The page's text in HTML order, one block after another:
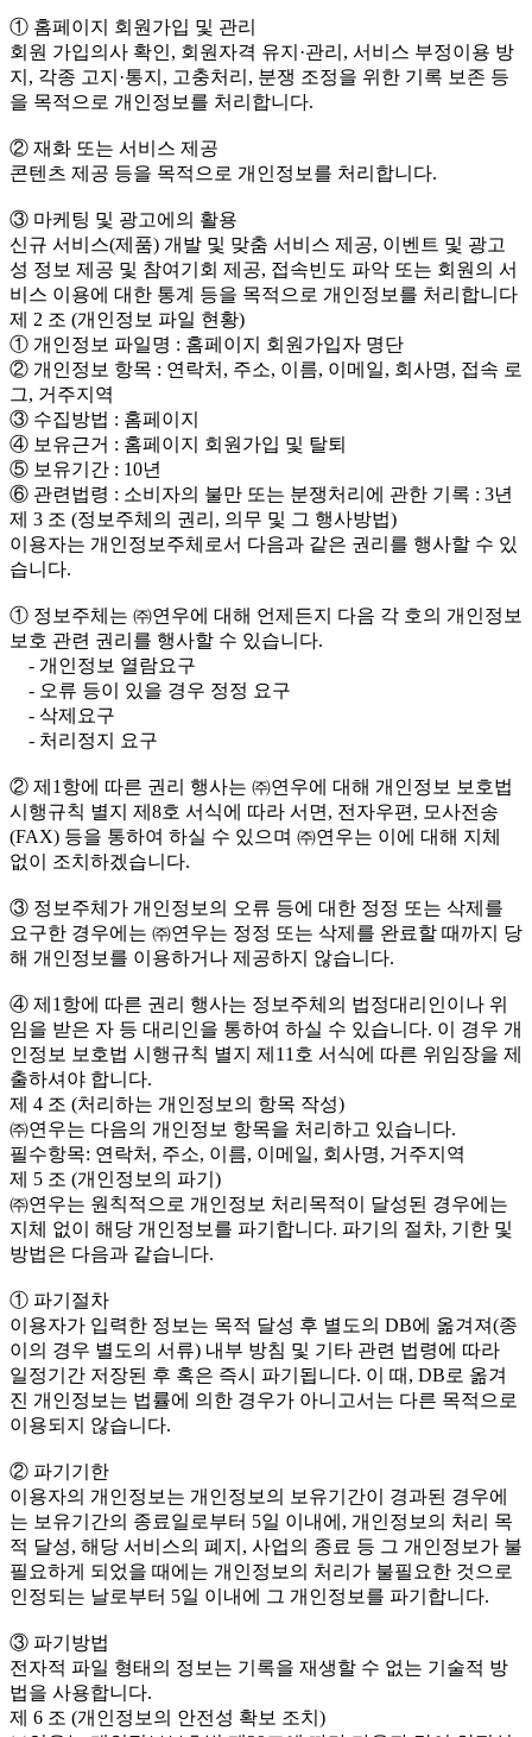
① 홈페이지 회원가입 및 관리
회원 가입의사 확인, 회원자격 유지·관리, 서비스 부정이용 방
지, 각종 고지·통지, 고충처리, 분쟁 조정을 위한 기록 보존 등
을 목적으로 개인정보를 처리합니다.
② 재화 또는 서비스 제공
콘텐츠 제공 등을 목적으로 개인정보를 처리합니다.
③ 마케팅 및 광고에의 활용
신규 서비스(제품) 개발 및 맞춤 서비스 제공, 이벤트 및 광고
성 정보 제공 및 참여기회 제공, 접속빈도 파악 또는 회원의 서
비스 이용에 대한 통계 등을 목적으로 개인정보를 처리합니다
제 2 조 (개인정보 파일 현황)
① 개인정보 파일명 : 홈페이지 회원가입자 명단
② 개인정보 항목 : 연락처, 주소, 이름, 이메일, 회사명, 접속 로
그, 거주지역
③ 수집방법 : 홈페이지
④ 보유근거 : 홈페이지 회원가입 및 탈퇴
⑤ 보유기간 : 10년
⑥ 관련법령 : 소비자의 불만 또는 분쟁처리에 관한 기록 : 3년
제 3 조 (정보주체의 권리, 의무 및 그 행사방법)
이용자는 개인정보주체로서 다음과 같은 권리를 행사할 수 있
습니다.
① 정보주체는 ㈜연우에 대해 언제든지 다음 각 호의 개인정보
보호 관련 권리를 행사할 수 있습니다.
- 개인정보 열람요구
- 오류 등이 있을 경우 정정 요구
- 삭제요구
- 처리정지 요구
② 제1항에 따른 권리 행사는 ㈜연우에 대해 개인정보 보호법
시행규칙 별지 제8호 서식에 따라 서면, 전자우편, 모사전송
(FAX) 등을 통하여 하실 수 있으며 ㈜연우는 이에 대해 지체
없이 조치하겠습니다.
③ 정보주체가 개인정보의 오류 등에 대한 정정 또는 삭제를
요구한 경우에는 ㈜연우는 정정 또는 삭제를 완료할 때까지 당
해 개인정보를 이용하거나 제공하지 않습니다.
④ 제1항에 따른 권리 행사는 정보주체의 법정대리인이나 위
임을 받은 자 등 대리인을 통하여 하실 수 있습니다. 이 경우 개
인정보 보호법 시행규칙 별지 제11호 서식에 따른 위임장을 제
출하셔야 합니다.
제 4 조 (처리하는 개인정보의 항목 작성)
㈜연우는 다음의 개인정보 항목을 처리하고 있습니다.
필수항목: 연락처, 주소, 이름, 이메일, 회사명, 거주지역
제 5 조 (개인정보의 파기)
㈜연우는 원칙적으로 개인정보 처리목적이 달성된 경우에는
지체 없이 해당 개인정보를 파기합니다. 파기의 절차, 기한 및
방법은 다음과 같습니다.
① 파기절차
이용자가 입력한 정보는 목적 달성 후 별도의 DB에 옮겨져(종
이의 경우 별도의 서류) 내부 방침 및 기타 관련 법령에 따라
일정기간 저장된 후 혹은 즉시 파기됩니다. 이 때, DB로 옮겨
진 개인정보는 법률에 의한 경우가 아니고서는 다른 목적으로
이용되지 않습니다.
② 파기기한
이용자의 개인정보는 개인정보의 보유기간이 경과된 경우에
는 보유기간의 종료일로부터 5일 이내에, 개인정보의 처리 목
적 달성, 해당 서비스의 폐지, 사업의 종료 등 그 개인정보가 불
필요하게 되었을 때에는 개인정보의 처리가 불필요한 것으로
인정되는 날로부터 5일 이내에 그 개인정보를 파기합니다.
③ 파기방법
전자적 파일 형태의 정보는 기록을 재생할 수 없는 기술적 방
법을 사용합니다.
제 6 조 (개인정보의 안전성 확보 조치)